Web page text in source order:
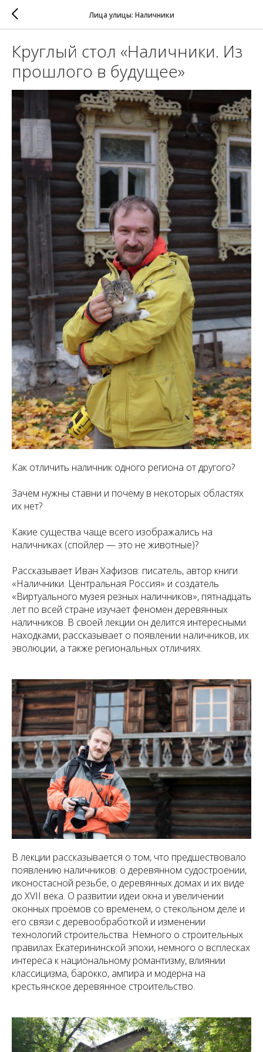
Лица улицы: Наличники
Круглый стол «Наличники. Из
прошлого в будущее»
Как отличить наличник одного региона от другого?
Зачем нужны ставни и почему в некоторых областях
их нет?
Какие существа чаще всего изображались на
наличниках (спойлер — это не животные)?
Рассказывает Иван Хафизов: писатель, автор книги
«Наличники. Центральная Россия» и создатель
«Виртуального музея резных наличников», пятнадцать
лет по всей стране изучает феномен деревянных
наличников. В своей лекции он делится интересными
находками, рассказывает о появлении наличников, их
эволюции, а также региональных отличиях.
В лекции рассказывается о том, что предшествовало
появлению наличников: о деревянном судостроении,
иконостасной резьбе, о деревянных домах и их виде
до XVII века. О развитии идеи окна и увеличении
оконных проёмов со временем, о стекольном деле и
его связи с деревообработкой и изменении
технологий строительства. Немного о строительных
правилах Екатерининской эпохи, немного о всплесках
интереса к национальному романтизму, влиянии
классицизма, барокко, ампира и модерна на
крестьянское деревянное строительство.